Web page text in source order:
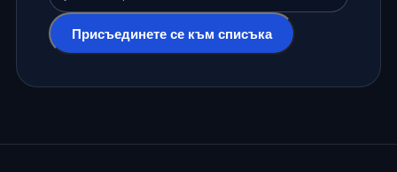
Имейл адрес
Присъединете се към списъка